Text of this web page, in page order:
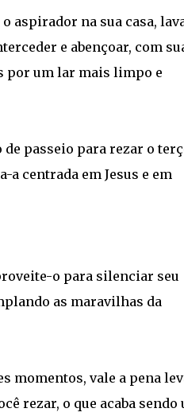
aspirador na sua casa,
e abençoar, com
por um lar mais limpo e
passeio para rezar o
centrada em Jesus e em
o para silenciar seu
as maravilhas da
momentos, vale a pena
rezar, o que acaba sendo